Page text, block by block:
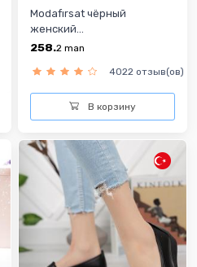
Modafırsat чёрный
женский...
258.2 man
4022 отзыв(ов)
В корзину